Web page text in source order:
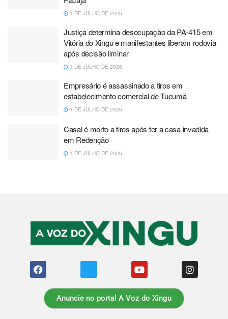
1 DE JULHO DE 2026
Justiça determina desocupação da PA-415 em
Vitória do Xingu e manifestantes liberam rodovia
após decisão liminar
1 DE JULHO DE 2026
Empresário é assassinado a tiros em
estabelecimento comercial de Tucumã
1 DE JULHO DE 2026
Casal é morto a tiros após ter a casa invadida
em Redenção
1 DE JULHO DE 2026
Anuncie no portal A Voz do Xingu